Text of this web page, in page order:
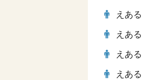
えある
えある
えある
えある